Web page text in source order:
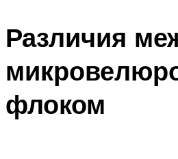
Различия
флоком